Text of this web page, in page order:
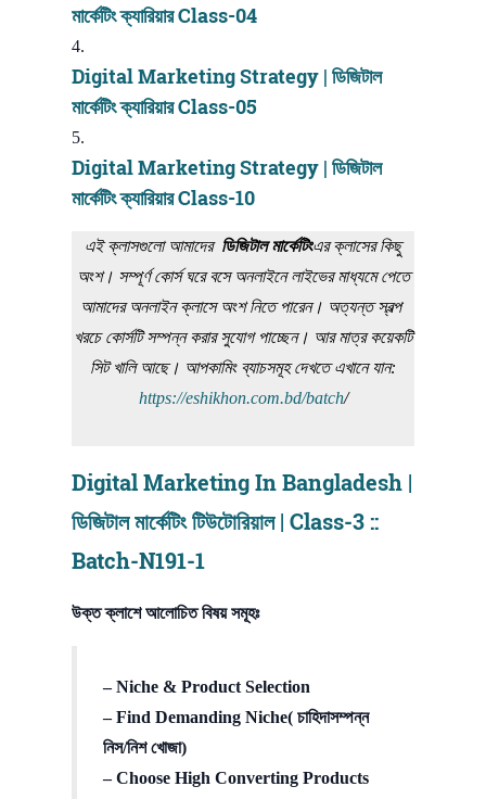
মার্কেটিং ক্যারিয়ার Class-04
Digital Marketing Strategy | ডিজিটাল
মার্কেটিং ক্যারিয়ার Class-05
Digital Marketing Strategy | ডিজিটাল
মার্কেটিং ক্যারিয়ার Class-10
এই ক্লাসগুলো আমাদের ডিজিটাল মার্কেটিংএর ক্লাসের কিছু
অংশ। সম্পূর্ণ কোর্স ঘরে বসে অনলাইনে লাইভের মাধ্যমে পেতে
আমাদের অনলাইন ক্লাসে অংশ নিতে পারেন। অত্যন্ত স্বল্প
খরচে কোর্সটি সম্পন্ন করার সুযোগ পাচ্ছেন। আর মাত্র কয়েকটি
সিট খালি আছে। আপকামিং ব্যাচসমূহ দেখতে এখানে যান:
https://eshikhon.com.bd/batch/
Digital Marketing In Bangladesh |
ডিজিটাল মার্কেটিং টিউটোরিয়াল | Class-3 ::
Batch-N191-1
উক্ত ক্লাশে আলোচিত বিষয় সমূহঃ
– Niche & Product Selection
– Find Demanding Niche( চাহিদাসম্পন্ন
নিস/নিশ খোজা)
– Choose High Converting Products